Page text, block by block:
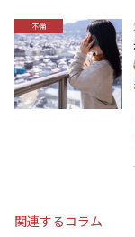
不倫
関連するコラム